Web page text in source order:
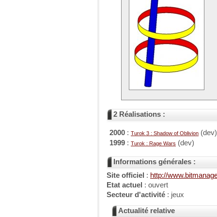
2 Réalisations :
2000 : Turok 3 : Shadow of Oblivion (dev)
1999 : Turok : Rage Wars (dev)
Informations générales :
Site officiel : http://
Etat actuel : ouvert
Secteur d'activité : jeux
Actualité relative